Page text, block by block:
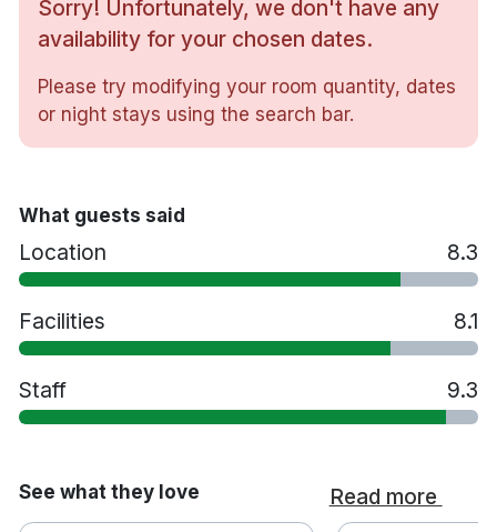
Sveriges Fängelsemuseum
Cirka 20 minuters bilresa till Furuvik
Parkering i garage finns mot avgift (förbokas
direkt med hotellet)
Sorry! Unfortunately, we don't have any
availability for your chosen dates.
Please try modifying your room quantity, dates
or night stays using the search bar.
What guests said
Location 8.3
Facilities 8.1
Staff 9.3
See what they love Read more